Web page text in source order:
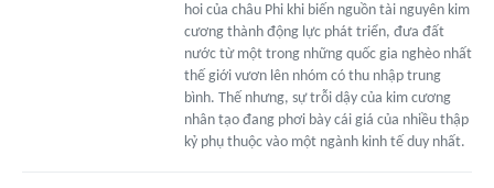
hoi của châu Phi khi biến nguồn tài nguyên kim
cương thành động lực phát triển, đưa đất
nước từ một trong những quốc gia nghèo nhất
thế giới vươn lên nhóm có thu nhập trung
bình. Thế nhưng, sự trỗi dậy của kim cương
nhân tạo đang phơi bày cái giá của nhiều thập
kỷ phụ thuộc vào một ngành kinh tế duy nhất.